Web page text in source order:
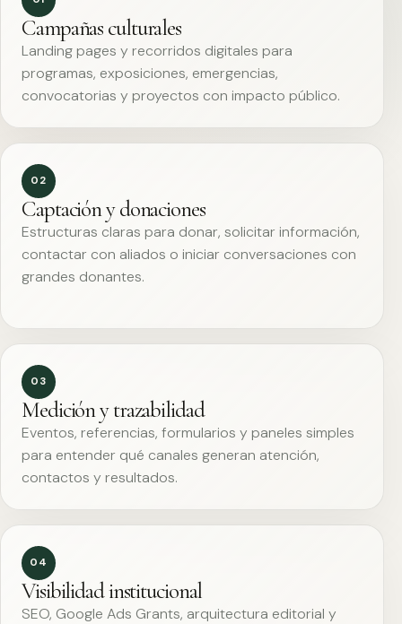
Campañas culturales
Landing pages y recorridos digitales para
programas, exposiciones, emergencias,
convocatorias y proyectos con impacto público.
02
Captación y donaciones
Estructuras claras para donar, solicitar información,
contactar con aliados o iniciar conversaciones con
grandes donantes.
03
Medición y trazabilidad
Eventos, referencias, formularios y paneles simples
para entender qué canales generan atención,
contactos y resultados.
04
Visibilidad institucional
SEO, Google Ads Grants, arquitectura editorial y